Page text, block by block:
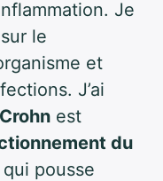
Je
le
et
J’ai
est
du
pousse